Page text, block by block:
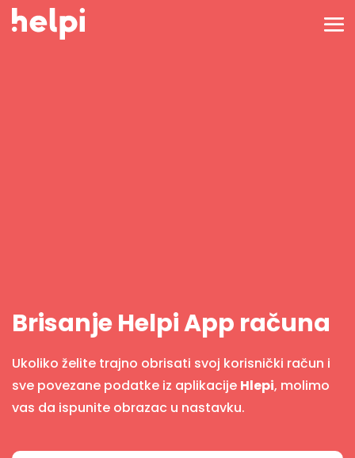
Brisanje Helpi App računa
Ukoliko želite trajno obrisati svoj korisnički račun i
sve povezane podatke iz aplikacije Hlepi, molimo
vas da ispunite obrazac u nastavku.